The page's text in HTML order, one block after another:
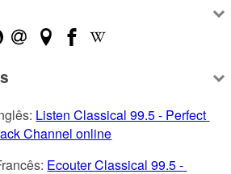
Listen Classical 99.5 - Perfect
Channel online
Ecouter Classical 99.5 -